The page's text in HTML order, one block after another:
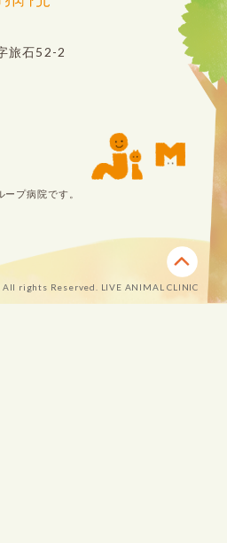
旅石52-2
ープ病院です。
rights Reserved. LIVE ANIMAL CLINIC